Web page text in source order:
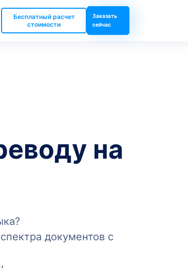
Бесплатный расчет
стоимости
Заказать
сейчас
на
документов с